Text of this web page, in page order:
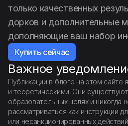
только качественных
дорков и дополнительные
дополняющие ваш набор
Купить сейчас
Важное
Публикации в блоге на этом
и теоретическими. Они
образовательных целях и никогда
рассматриваться как инструкции
или несанкционированных